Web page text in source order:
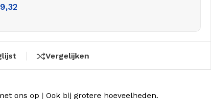
Vergelijken
ons op | Ook bij grotere hoeveelheden.